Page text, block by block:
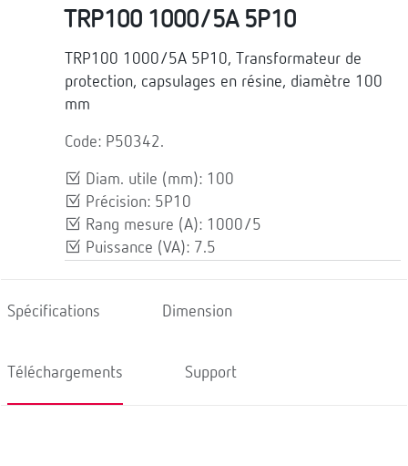
TRP100 1000/5A 5P10
TRP100 1000/5A 5P10, Transformateur de
protection, capsulages en résine, diamètre 100
mm
Code: P50342.
Diam. utile (mm): 100
Précision: 5P10
Rang mesure (A): 1000/5
Puissance (VA): 7.5
Spécifications Dimension
Téléchargements Support